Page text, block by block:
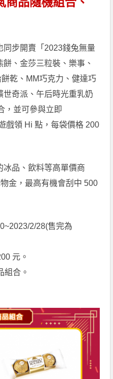
同步開賣「2023錢兔無量
、金莎三粒裝、樂事、
乾、MM巧克力、健達巧
世奇派、午后時光重乳奶
，並可參與立即
戲領 Hi 點，每袋價格 200
冰品、飲料等高單價商
金，最高有機會刮中 500
2/28(售完為
元。
組合。